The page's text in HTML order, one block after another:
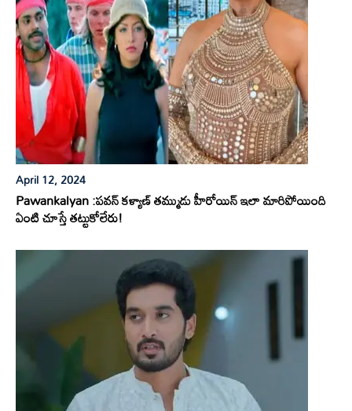
April 12, 2024
Pawankalyan :పవన్ కళ్యాణ్ తమ్ముడు హీరోయిన్ ఇలా మారిపోయింది
ఏంటి చూస్తే తట్టుకోలేరు!